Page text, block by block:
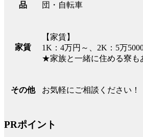
品
団・自転車
家賃
【家賃】
1K：4万円～、2K：5万
★家族と一緒に住める寮も
その他 お気軽にご相談ください！
PRポイント